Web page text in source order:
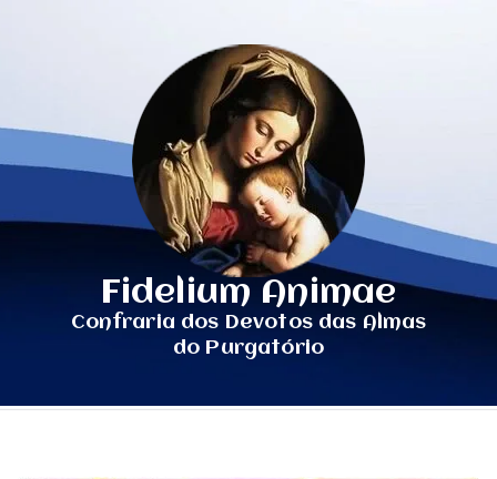
Fidelium Animae
Confraria dos Devotos das Almas
do Purgatório